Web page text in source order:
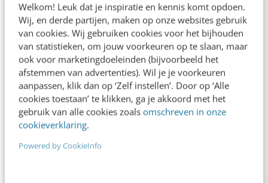
Welkom! Leuk dat je inspiratie en kennis komt opdoen.
Wij, en derde partijen, maken op onze websites gebruik
van cookies. Wij gebruiken cookies voor het bijhouden
van statistieken, om jouw voorkeuren op te slaan, maar
ook voor marketingdoeleinden (bijvoorbeeld het
afstemmen van advertenties). Wil je je voorkeuren
aanpassen, klik dan op ‘Zelf instellen’. Door op ‘Alle
cookies toestaan’ te klikken, ga je akkoord met het
gebruik van alle cookies zoals omschreven in onze
cookieverklaring.
Powered by CookieInfo
MARKETING
Zo manage je een thuiswerkend team
[checklist]
Thuiswerken wordt steeds normaler, dus het is tijd
om je organisatie hier goed op in te richten.